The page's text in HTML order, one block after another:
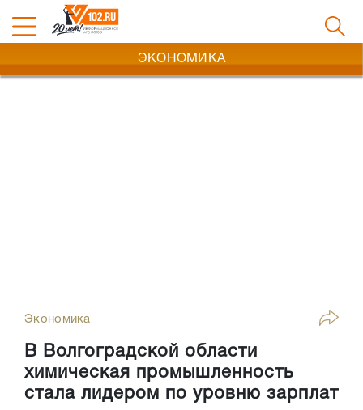
ЭКОНОМИКА
Экономика
В Волгоградской области
химическая промышленность
стала лидером по уровню зарплат